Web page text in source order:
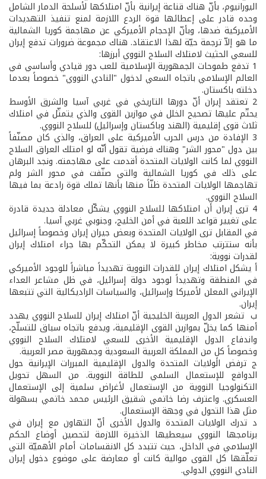
اليورانيوم، بأنّ هناك قناعة إيرانية بأنّ امتلاكها لأسلحة الدمار الشامل
وحده قادر على إعطائها قوة الردع اللازمة لمنع تنفيذ التهديدات
الأميركية ضدها، وبأنّ الإحجام الأميركي عن مهاجمة كوريا الشمالية
ما هو إلاّ ترجمة حيّة لهذا الاعتقاد. هناك مجموعة ضرورات تدفع إيران
للسعي الحثيث لامتلاك السلاح النووي أبرزها:
1­ تدفع طموحات الجمهورية الإسلامية للعب دور قيادي وأساسي في
العالم الإسلامي باتجاه السعي لدخول "النادي النووي" خصوصاً بعدما
دخلته باكستان.
2­ تعتقد إيران أنّ دورها التاريخي في غربي آسيا والشرق الأوسط
يحتّم عليها تصحيح الخلل في موازين القوى والذي يتمثّل في امتلاك
ثلاث قوى إقليمية (الهند وباكستان وإسرائيل) للسلاح النووي.
3­ الإفادة من درس الحرب الأميركية على العراق، والذي كان مصنّفاً
بين دول "محور الشر" وهناك فرضية تقول أنّه لو امتلك العراق السلاح
النووي لما كانت الولايات المتحدة أقدمت على مهاجمته. ونجد البرهان
على ذلك في كوريا الشمالية والتي صنّفت في محور الشر ولم
تهاجمها الولايات المتحدة ظنّاً منها بأنها تملك قوة رادعة بما فيها
السلاح النووي.
4­ ترى إيران أن امتلاكها للسلاح النووي يشكّل معادلة جديدة قادرة
على تغيير قواعد اللعبة في أمن الخليج، وجنوبي غربي آسيا.
في المقابل ترى الولايات المتحدة وبعض جيران إيران وخصوصاً إسرائيل
بأنه ستترتب مخاطر كبيرة لا يمكن التحكّم بها جراء امتلاك إيران
لقدرات نووية:
أ­ يشكل امتلاك إيران للقدرات النووية تهديداً مباشراً للوجود الأميركي
في المنطقة وتهديداً لوجود دولة إسرائيل، في ظل مشاعر العداء
الإيراني المعلن لأميركا وإسرائيل، والسياسات الراديكالية التي تتبعها
إيران.
ب­ تشعر الدول العربية الخليجية أنّ امتلاك إيران للسلاح النووي يهدد
أمنها كما يخلّ بموازين القوى الإقليمية، ويدفع باتجاه سباق للتسلّح،
واندفاع الدول الإقليمية الأخرى للسعي لامتلاك السلاح النووي
وخصوصاً كلٍ من المملكة العربية السعودية وجمهورية مصر العربية.
ج­ ترفض الولايات المتحدة والدول الإقليمية المبررات الإيرانية حول
الدوافع للإستعمال السلمي للطاقة النووية. من السهل تحويل
التكنولوجيا النووية من الإستعمال لأغراض سلمية إلى الإستعمال
العسكري. واعترف رضا خاتمي شقيق الرئيس محمد خاتمي بسهولة
مثل هذا التحول في وجهة الإستعمال.
د­ تدرك الولايات المتحدة والدول الأخرى أنّ التهاون مع إيران في
برنامجها النووي سيعطيها الذخيرة اللازمة لتحصين أوضاع الحكم
الإسلامي في الداخل، حيث تتبدد كل الانقسامات أمام الأهميّة التي
تعلّقها كل القوى موالية كانت أو معارضة على موضوع دخول إيران
النادي النووي الدولي.